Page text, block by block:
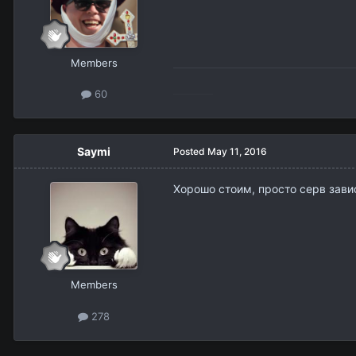
Members
60
Saymi
Members
278
Posted May 11, 2016
Хорошо стоим, просто серв